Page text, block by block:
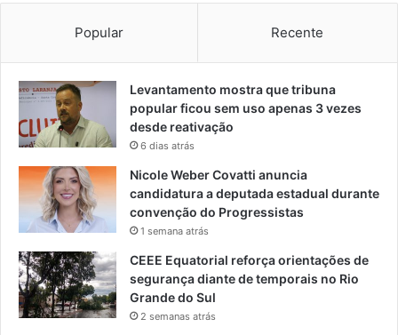
Popular Recente
Levantamento mostra que tribuna
popular ficou sem uso apenas 3 vezes
desde reativação
6 dias atrás
Nicole Weber Covatti anuncia
candidatura a deputada estadual durante
convenção do Progressistas
1 semana atrás
CEEE Equatorial reforça orientações de
segurança diante de temporais no Rio
Grande do Sul
2 semanas atrás